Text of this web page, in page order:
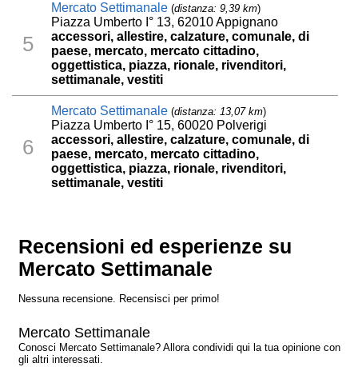
5
Mercato Settimanale (distanza: 9,39 km)
Piazza Umberto I° 13, 62010 Appignano
accessori, allestire, calzature, comunale, di
paese, mercato, mercato cittadino,
oggettistica, piazza, rionale, rivenditori,
settimanale, vestiti
6
Mercato Settimanale (distanza: 13,07 km)
Piazza Umberto I° 15, 60020 Polverigi
accessori, allestire, calzature, comunale, di
paese, mercato, mercato cittadino,
oggettistica, piazza, rionale, rivenditori,
settimanale, vestiti
Recensioni ed esperienze su
Mercato Settimanale
Nessuna recensione. Recensisci per primo!
Mercato Settimanale
Conosci Mercato Settimanale? Allora condividi qui la tua opinione con
gli altri interessati.